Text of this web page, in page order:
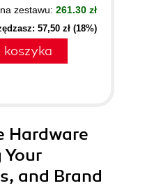
zestawu: 261.30 zł
57,50 zł (18%)
koszyka
Hardware
and Brand